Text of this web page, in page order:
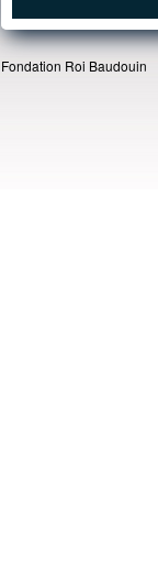
Fondation Roi Baudouin